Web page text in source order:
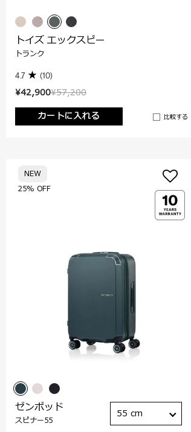
¥57,200
¥42,900
カートに入れる
比較する
トイズ エックスピー
トランク
4.7 (10)
25% OFF
NEW
ゼンポッド
スピナー55
55 cm